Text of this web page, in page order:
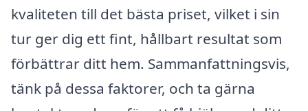
kvaliteten till det bästa priset, vilket i sin
tur ger dig ett fint, hållbart resultat som
förbättrar ditt hem. Sammanfattningsvis,
tänk på dessa faktorer, och ta gärna